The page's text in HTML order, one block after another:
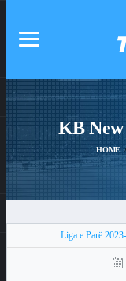
KB
HOME
Liga e Parë